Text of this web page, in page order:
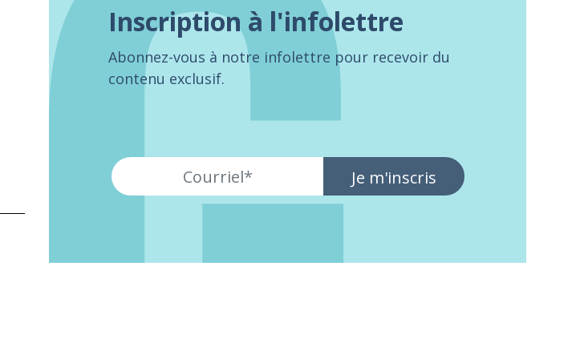
Inscription à l'infolettre
Abonnez-vous à notre infolettre pour recevoir du
contenu exclusif.
Je m'inscris